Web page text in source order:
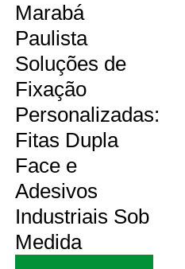
Marabá
Paulista
Soluções de
Fixação
Personalizadas:
Fitas Dupla
Face e
Adesivos
Industriais Sob
Medida